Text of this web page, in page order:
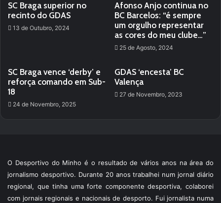
SC Braga superior no
recinto do GDAS
13 de Outubro, 2024
Afonso Anjo continua no
BC Barcelos: “é sempre
um orgulho representar
as cores do meu clube…”
25 de Agosto, 2024
SC Braga vence ‘derby’ e
reforça comando em Sub-
18
24 de Novembro, 2025
GDAS ‘encesta’ BC
Valença
27 de Novembro, 2023
O Desportivo do Minho é o resultado de vários anos na área do
jornalismo desportivo. Durante 20 anos trabalhei num jornal diário
regional, que tinha uma forte componente desportiva, colaborei
com jornais regionais e nacionais de desporto. Fui jornalista numa